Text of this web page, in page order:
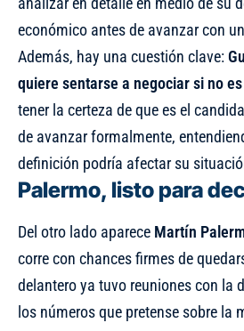
económico antes de avanzar con
Además, hay una cuestión clave:
quiere sentarse a negociar si no
tener la certeza de que es el
de avanzar formalmente,
definición podría afectar su
Palermo, listo para
Del otro lado aparece Martín
corre con chances firmes de
delantero ya tuvo reuniones con la
los números que pretense sobre la